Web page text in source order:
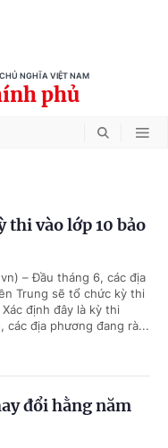
NGHĨA VIỆT NAM
phủ
vào lớp 10 bảo
– Đầu tháng 6, các địa
Trung sẽ tổ chức kỳ thi
định đây là kỳ thi
các địa phương đang rà...
đổi hằng năm